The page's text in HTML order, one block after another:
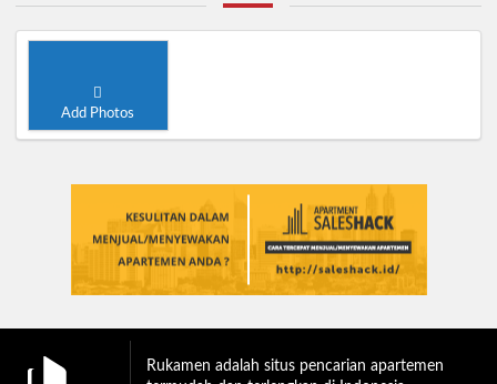
Add Photos
Rukamen adalah situs pencarian apartemen